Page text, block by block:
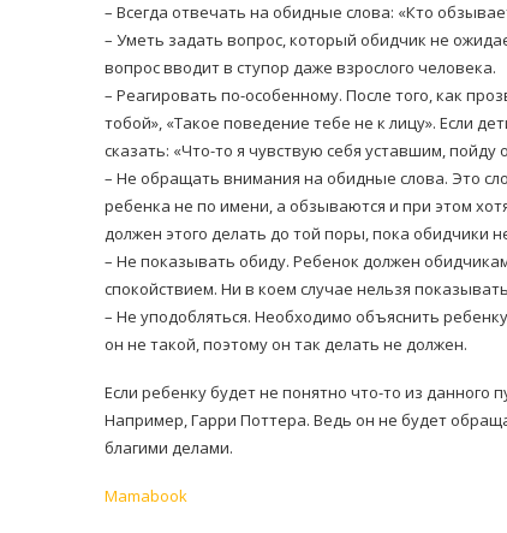
– Всегда отвечать на обидные слова: «Кто
– Уметь задать вопрос, который обидчик не
вопрос вводит в ступор даже взрослого человека.
– Реагировать по-особенному. После того, как
тобой», «Такое поведение тебе не к лицу». Если
сказать: «Что-то я чувствую себя уставшим,
– Не обращать внимания на обидные слова. Это
ребенка не по имени, а обзываются и при этом
должен этого делать до той поры, пока обидчики
– Не показывать обиду. Ребенок должен
спокойствием. Ни в коем случае нельзя
– Не уподобляться. Необходимо объяснить
он не такой, поэтому он так делать не должен.
Если ребенку будет не понятно что-то из данного
Например, Гарри Поттера. Ведь он не будет
благими делами.
Mamabook